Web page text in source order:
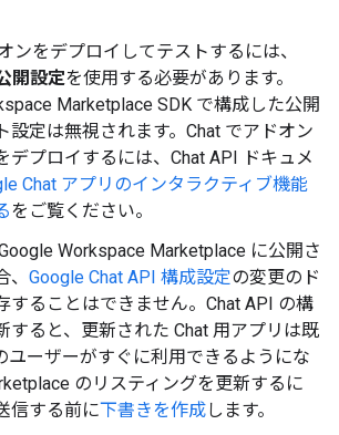
ンをデプロイしてテストするには、
開設定を使用する必要があります。
Marketplace SDK で構成した公開
設定は無視されます。Chat でアドオン
デプロイするには、Chat API ドキュメ
Chat アプリのインタラクティブ機能
をご覧ください。
Workspace Marketplace に公開さ
Google Chat API 構成設定の変更のド
することはできません。Chat API の構
すると、更新された Chat 用アプリは既
ユーザーがすぐに利用できるようにな
のリスティングを更新するに
信する前に下書きを作成します。